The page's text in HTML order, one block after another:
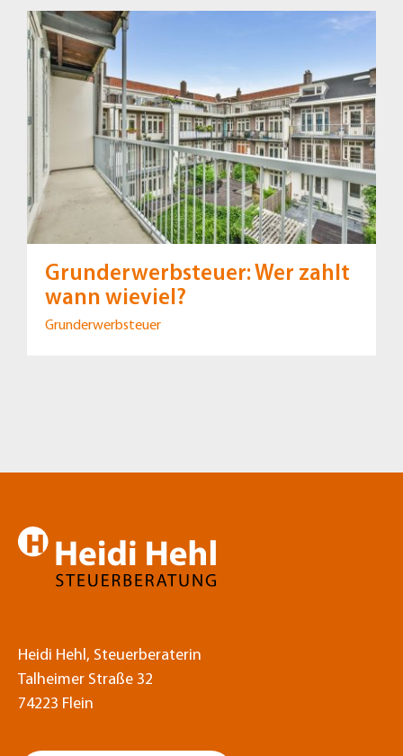
Grunderwerbsteuer: Wer zahlt
wann wieviel?
Grunderwerbsteuer
Heidi Hehl, Steuerberaterin
Talheimer Straße 32
74223 Flein